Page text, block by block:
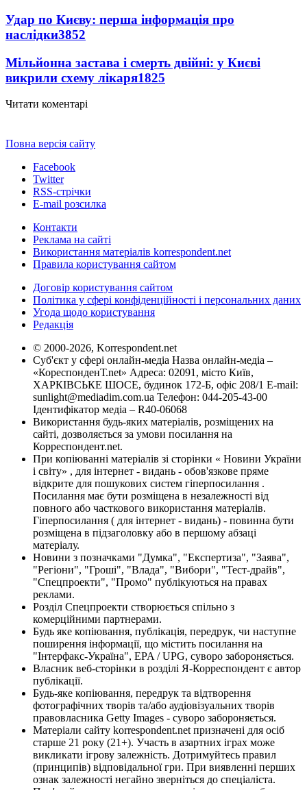
Удар по Києву: перша інформація про
наслідки3852
Мільйонна застава і смерть двійні: у Києві
викрили схему лікаря1825
Читати коментарі
Повна версія сайту
Facebook
Twitter
RSS-стрічки
E-mail розсилка
Контакти
Реклама на сайті
Використання матеріалів korrespondent.net
Правила користування сайтом
Договір користування сайтом
Політика у сфері конфіденційності і персональних даних
Угода щодо користування
Редакція
© 2000-2026, Korrespondent.net
Суб'єкт у сфері онлайн-медіа Назва онлайн-медіа –
«КореспонденТ.net» Адреса: 02091, місто Київ,
ХАРКІВСЬКЕ ШОСЕ, будинок 172-Б, офіс 208/1 E-mail:
sunlight@mediadim.com.ua Телефон: 044-205-43-00
Ідентифікатор медіа – R40-06068
Використання будь-яких матеріалів, розміщених на
сайті, дозволяється за умови посилання на
Корреспондент.net.
При копіюванні матеріалів зі сторінки « Новини України
і світу» , для інтернет - видань - обов'язкове пряме
відкрите для пошукових систем гіперпосилання .
Посилання має бути розміщена в незалежності від
повного або часткового використання матеріалів.
Гіперпосилання ( для інтернет - видань) - повинна бути
розміщена в підзаголовку або в першому абзаці
матеріалу.
Новини з позначками "Думка", "Експертиза", "Заява",
"Регіони", "Гроші", "Влада", "Вибори", "Тест-драйв",
"Спецпроекти", "Промо" публікуються на правах
реклами.
Розділ Спецпроекти створюється спільно з
комерційними партнерами.
Будь яке копіювання, публікація, передрук, чи наступне
поширення інформації, що містить посилання на
"Інтерфакс-Україна", EPA / UPG, суворо забороняється.
Власник веб-сторінки в розділі Я-Корреспондент є автор
публікації.
Будь-яке копіювання, передрук та відтворення
фотографічних творів та/або аудіовізуальних творів
правовласника Getty Images - суворо забороняється.
Матеріали сайту korrespondent.net призначені для осіб
старше 21 року (21+). Участь в азартних іграх може
викликати ігрову залежність. Дотримуйтесь правил
(принципів) відповідальної гри. При виявленні перших
ознак залежності негайно зверніться до спеціаліста.